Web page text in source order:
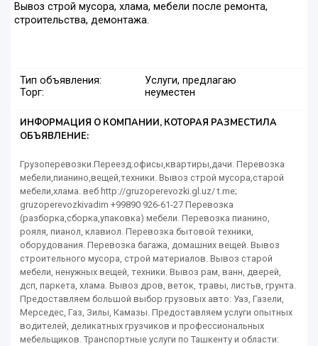
Вывоз строй мусора, хлама, мебели после ремонта,
строительства, демонтажа.
Тип объявления:
Услуги, предлагаю
Торг:
неуместен
ИНФОРМАЦИЯ О КОМПАНИИ, КОТОРАЯ РАЗМЕСТИЛА
ОБЪЯВЛЕНИЕ:
Грузоперевозки.Переезд:офисы,квартиры,дачи. Перевозка
мебели,пианино,вещей,техники. Вывоз строй мусора,старой
мебели,хлама. веб http://gruzoperevozki.gl.uz/ t.me;
gruzoperevozkivadim +99890 926-61-27 Перевозка
(разборка,сборка,упаковка) мебели. Перевозка пианино,
рояля, пианол, клавиол. Перевозка бытовой техники,
оборудования. Перевозка багажа, домашних вещей. Вывоз
строительного мусора, строй материалов. Вывоз старой
мебели, ненужных вещей, техники. Вывоз рам, ванн, дверей,
дсп, паркета, хлама. Вывоз дров, веток, травы, листьв, грунта.
Предоставляем большой выбор грузовых авто: Уаз, Газели,
Мерседес, Газ, Зилы, Камазы. Предоставляем услуги опытных
водителей, деликатных грузчиков и профессиональных
мебельщиков. Транспортные услуги по Ташкенту и области: